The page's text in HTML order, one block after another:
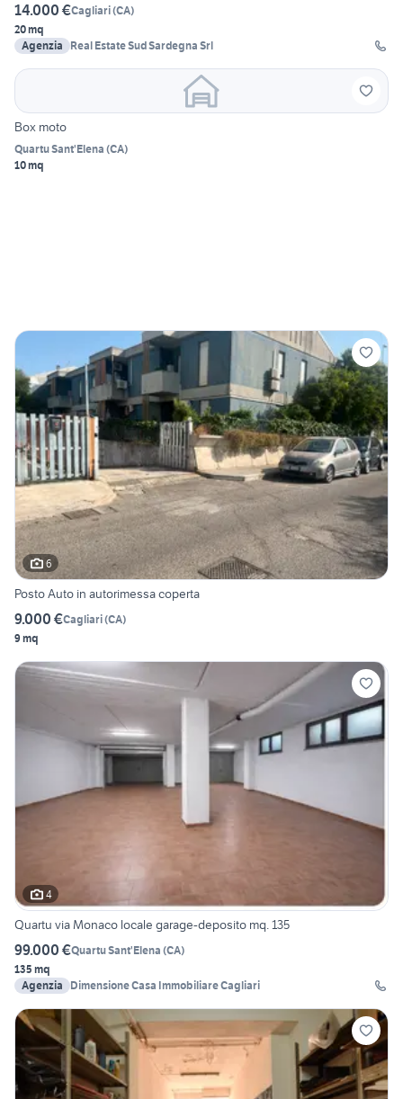
14.000 €Cagliari(CA)
20 mq
Agenzia
Real Estate Sud Sardegna Srl
Box moto
Quartu Sant'Elena (CA)
10 mq
6
Posto Auto in autorimessa coperta
9.000 €Cagliari(CA)
9 mq
4
Quartu via Monaco locale garage-deposito mq. 135
99.000 €Quartu Sant'Elena (CA)
135 mq
Agenzia
Dimensione Casa Immobiliare Cagliari